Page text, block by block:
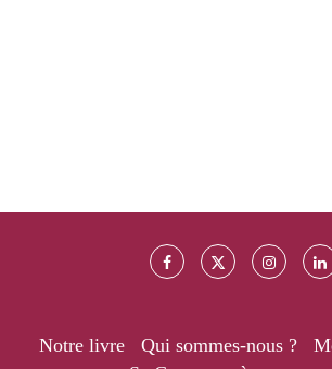
Notre livre Qui sommes-nous ?